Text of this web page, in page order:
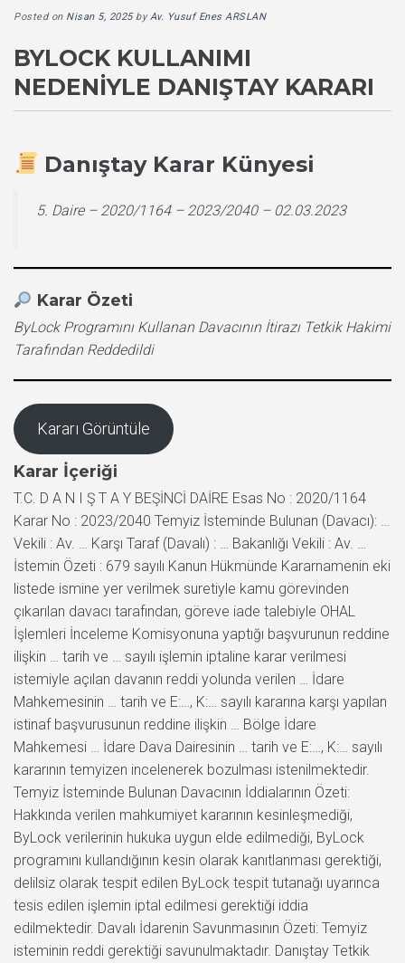
Posted on Nisan 5, 2025byAv. Yusuf Enes ARSLAN
BYLOCK KULLANIMI
NEDENIYLE DANIŞTAY KARARI
Danıştay Karar Künyesi
5. Daire – 2020/1164 – 2023/2040 – 02.03.2023
Karar Özeti
ByLock Programını Kullanan Davacının İtirazı Tetkik Hakimi
Tarafından Reddedildi
Kararı Görüntüle
Karar İçeriği
T.C. D A N I Ş T A Y BEŞİNCİ DAİRE Esas No : 2020/1164
Karar No : 2023/2040 Temyiz İsteminde Bulunan (Davacı): …
Vekili : Av. … Karşı Taraf (Davalı) : … Bakanlığı Vekili : Av. …
İstemin Özeti : 679 sayılı Kanun Hükmünde Kararnamenin eki
listede ismine yer verilmek suretiyle kamu görevinden
çıkarılan davacı tarafından, göreve iade talebiyle OHAL
İşlemleri İnceleme Komisyonuna yaptığı başvurunun reddine
ilişkin … tarih ve … sayılı işlemin iptaline karar verilmesi
istemiyle açılan davanın reddi yolunda verilen … İdare
Mahkemesinin … tarih ve E:…, K:… sayılı kararına karşı yapılan
istinaf başvurusunun reddine ilişkin … Bölge İdare
Mahkemesi … İdare Dava Dairesinin … tarih ve E:…, K:… sayılı
kararının temyizen incelenerek bozulması istenilmektedir.
Temyiz İsteminde Bulunan Davacının İddialarının Özeti:
Hakkında verilen mahkumiyet kararının kesinleşmediği,
ByLock verilerinin hukuka uygun elde edilmediği, ByLock
programını kullandığının kesin olarak kanıtlanması gerektiği,
delilsiz olarak tespit edilen ByLock tespit tutanağı uyarınca
tesis edilen işlemin iptal edilmesi gerektiği iddia
edilmektedir. Davalı İdarenin Savunmasının Özeti: Temyiz
isteminin reddi gerektiği savunulmaktadır. Danıştay Tetkik